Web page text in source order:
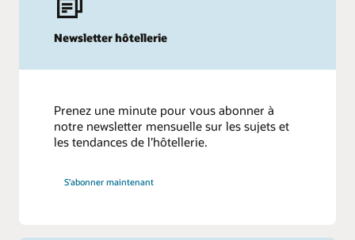
Newsletter hôtellerie
Prenez une minute pour vous abonner à
notre newsletter mensuelle sur les sujets et
les tendances de l’hôtellerie.
S’abonner maintenant